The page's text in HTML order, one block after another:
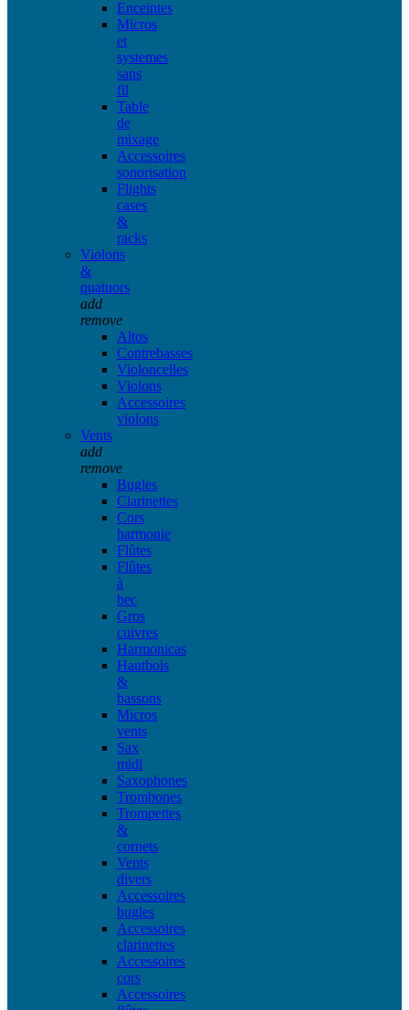
Enceintes
Micros
et
systemes
sans
fil
Table
de
mixage
Accessoires
sonorisation
Flights
cases
&
racks
Violons
&
quatuors
add
remove
Altos
Contrebasses
Violoncelles
Violons
Accessoires
violons
Vents
add
remove
Bugles
Clarinettes
Cors
harmonie
Flûtes
Flûtes
à
bec
Gros
cuivres
Harmonicas
Hautbois
&
bassons
Micros
vents
Sax
midi
Saxophones
Trombones
Trompettes
&
cornets
Vents
divers
Accessoires
bugles
Accessoires
clarinettes
Accessoires
cors
Accessoires